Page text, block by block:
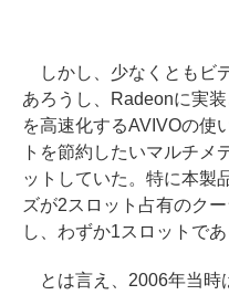
しかし、少なくともビ
あろうし、Radeonに実
を高速化するAVIVOの使
トを節約したいマルチメ
ットしていた。特に本製
ズが2スロット占有のク
し、わずか1スロットで
とは言え、2006年当時